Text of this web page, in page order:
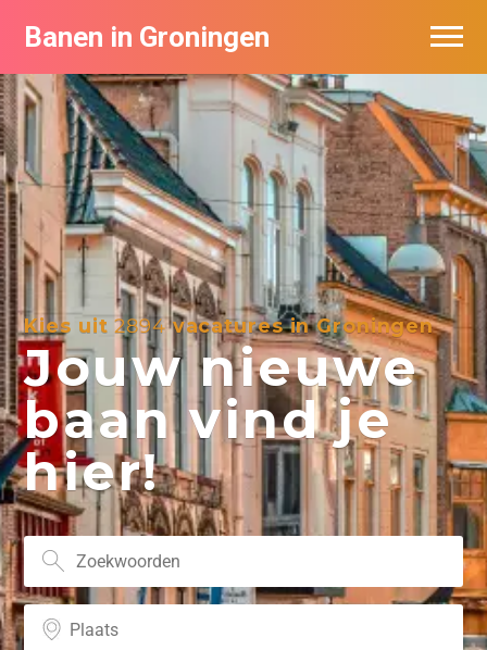
Banen in Groningen
Kies uit2894vacatures in Groningen
Jouw nieuwe
baan vind je
hier!
Vacatures per bedrijf
De populairste vacatures in Groningen
Nieuwsbrief feed